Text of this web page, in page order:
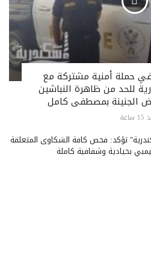
حملة أمنية مشتركة مع
للحد من ظاهرة النباشين
الجنينة بمصطفى كامل
تؤكد: فحص كافة الشكاوى المتعلقة
بحيادية وشفافية كاملة